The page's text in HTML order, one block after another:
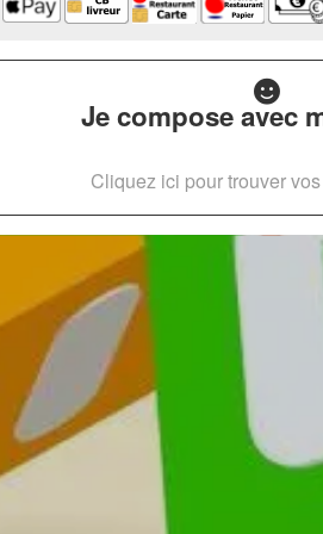
Je compose avec
Cliquez ici pour trouver